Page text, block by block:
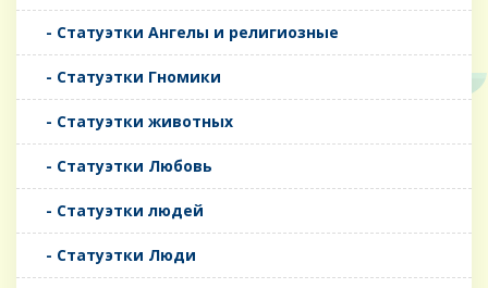
- Статуэтки Ангелы и религиозные
- Статуэтки Гномики
- Статуэтки животных
- Статуэтки Любовь
- Статуэтки людей
- Статуэтки Люди